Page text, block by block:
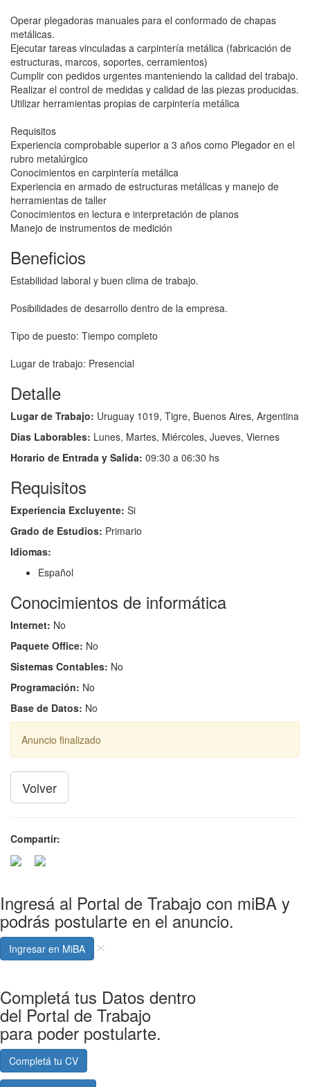
Operar plegadoras manuales para el conformado de chapas
metálicas.
Ejecutar tareas vinculadas a carpintería metálica (fabricación de
estructuras, marcos, soportes, cerramientos)
Cumplir con pedidos urgentes manteniendo la calidad del trabajo.
Realizar el control de medidas y calidad de las piezas producidas.
Utilizar herramientas propias de carpintería metálica
Requisitos
Experiencia comprobable superior a 3 años como Plegador en el
rubro metalúrgico
Conocimientos en carpintería metálica
Experiencia en armado de estructuras metálicas y manejo de
herramientas de taller
Conocimientos en lectura e interpretación de planos
Manejo de instrumentos de medición
Beneficios
Estabilidad laboral y buen clima de trabajo.
Posibilidades de desarrollo dentro de la empresa.
Tipo de puesto: Tiempo completo
Lugar de trabajo: Presencial
Detalle
Lugar de Trabajo: Uruguay 1019, Tigre, Buenos Aires, Argentina
Dias Laborables: Lunes, Martes, Miércoles, Jueves, Viernes
Horario de Entrada y Salida: 09:30 a 06:30 hs
Requisitos
Experiencia Excluyente: Si
Grado de Estudios: Primario
Idiomas:
Español
Conocimientos de informática
Internet: No
Paquete Office: No
Sistemas Contables: No
Programación: No
Base de Datos: No
Anuncio finalizado
Volver
Compartir:
Ingresá al Portal de Trabajo con miBA y
podrás postularte en el anuncio.
Ingresar en MiBA
Completá tus Datos dentro
del Portal de Trabajo
para poder postularte.
Completá tu CV